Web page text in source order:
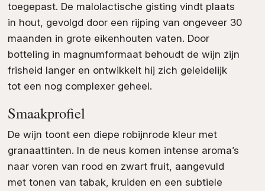
toegepast. De malolactische gisting vindt plaats
in hout, gevolgd door een rijping van ongeveer 30
maanden in grote eikenhouten vaten. Door
botteling in magnumformaat behoudt de wijn zijn
frisheid langer en ontwikkelt hij zich geleidelijk
tot een nog complexer geheel.
Smaakprofiel
De wijn toont een diepe robijnrode kleur met
granaattinten. In de neus komen intense aroma’s
naar voren van rood en zwart fruit, aangevuld
met tonen van tabak, kruiden en een subtiele